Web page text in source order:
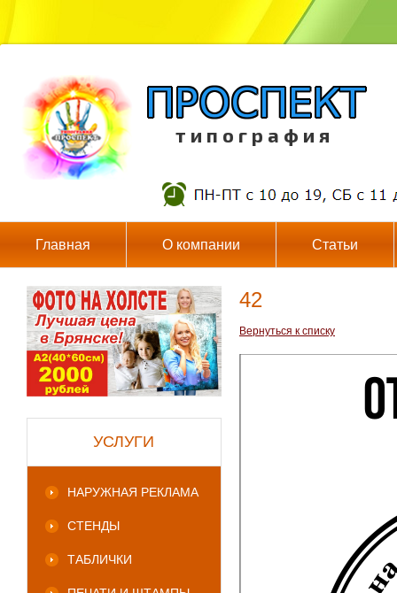
т и п о г р а ф и я
Главная О компании Статьи
УСЛУГИ
НАРУЖНАЯ РЕКЛАМА
СТЕНДЫ
ТАБЛИЧКИ
42
Вернуться к списку